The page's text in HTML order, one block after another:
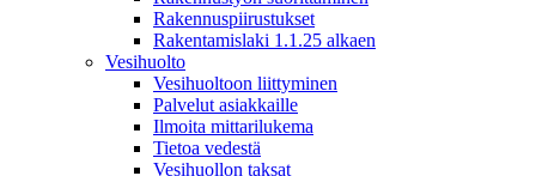
Rakennuspiirustukset
Rakentamislaki 1.1.25 alkaen
Vesihuolto
Vesihuoltoon liittyminen
Palvelut asiakkaille
Ilmoita mittarilukema
Tietoa vedestä
Vesihuollon taksat